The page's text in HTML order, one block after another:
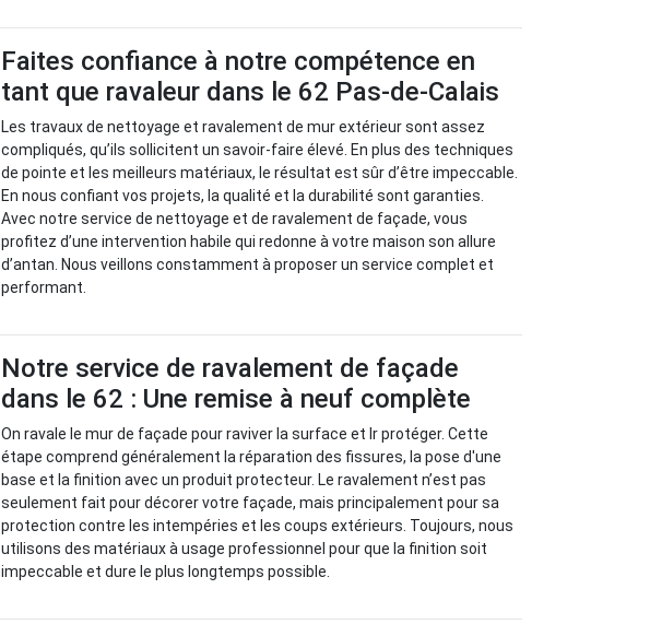
Faites confiance à notre compétence en
tant que ravaleur dans le 62 Pas-de-Calais
Les travaux de nettoyage et ravalement de mur extérieur sont assez
compliqués, qu’ils sollicitent un savoir-faire élevé. En plus des techniques
de pointe et les meilleurs matériaux, le résultat est sûr d’être impeccable.
En nous confiant vos projets, la qualité et la durabilité sont garanties.
Avec notre service de nettoyage et de ravalement de façade, vous
profitez d’une intervention habile qui redonne à votre maison son allure
d’antan. Nous veillons constamment à proposer un service complet et
performant.
Notre service de ravalement de façade
dans le 62 : Une remise à neuf complète
On ravale le mur de façade pour raviver la surface et lr protéger. Cette
étape comprend généralement la réparation des fissures, la pose d'une
base et la finition avec un produit protecteur. Le ravalement n’est pas
seulement fait pour décorer votre façade, mais principalement pour sa
protection contre les intempéries et les coups extérieurs. Toujours, nous
utilisons des matériaux à usage professionnel pour que la finition soit
impeccable et dure le plus longtemps possible.